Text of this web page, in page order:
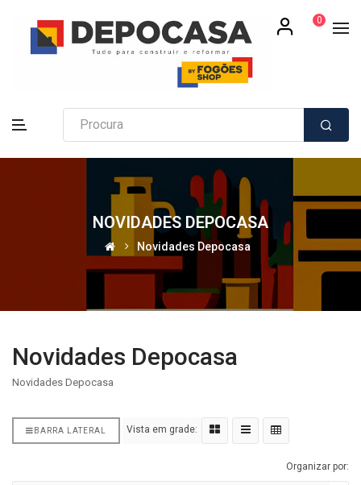
0
NOVIDADES DEPOCASA
Novidades Depocasa
Novidades Depocasa
Novidades Depocasa
BARRA LATERAL Vista em grade:
Organizar por: